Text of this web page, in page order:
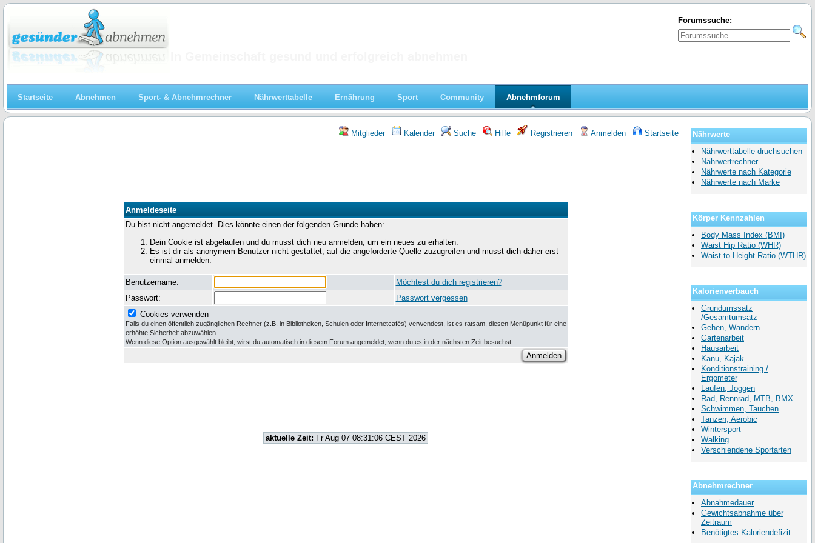
Forumssuche:
Startseite Abnehmen Sport- & Abnehmrechner Nährwerttabelle Ernährung Sport Community Abnehmforum
Mitglieder Kalender Suche Hilfe Registrieren Anmelden Startseite
Anmeldeseite
Du bist nicht angemeldet. Dies könnte einen der folgenden Gründe haben:
Dein Cookie ist abgelaufen und du musst dich neu anmelden, um ein neues zu erhalten.
Es ist dir als anonymem Benutzer nicht gestattet, auf die angeforderte Quelle zuzugreifen und musst dich daher erst
einmal anmelden.
Benutzername:
Möchtest du dich registrieren?
Passwort:
Passwort vergessen
Cookies verwenden
Falls du einen öffentlich zugänglichen Rechner (z.B. in Bibliotheken, Schulen oder Internetcafés) verwendest, ist es ratsam, diesen Menüpunkt für eine
erhöhte Sicherheit abzuwählen.
Wenn diese Option ausgewählt bleibt, wirst du automatisch in diesem Forum angemeldet, wenn du es in der nächsten Zeit besuchst.
aktuelle Zeit: Fr Aug 07 08:31:06 CEST 2026
Nährwerte
Nährwerttabelle druchsuchen
Nährwertrechner
Nährwerte nach Kategorie
Nährwerte nach Marke
Körper Kennzahlen
Body Mass Index (BMI)
Waist Hip Ratio (WHR)
Waist-to-Height Ratio (WTHR)
Kalorienverbauch
Grundumssatz
/Gesamtumsatz
Gehen, Wandern
Gartenarbeit
Hausarbeit
Kanu, Kajak
Konditionstraining /
Ergometer
Laufen, Joggen
Rad, Rennrad, MTB, BMX
Schwimmen, Tauchen
Tanzen, Aerobic
Wintersport
Walking
Verschiendene Sportarten
Abnehmrechner
Abnahmedauer
Gewichtsabnahme über
Zeitraum
Benötigtes Kaloriendefizit